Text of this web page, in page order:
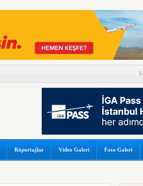
Röportajlar Video Galeri Foto Galeri